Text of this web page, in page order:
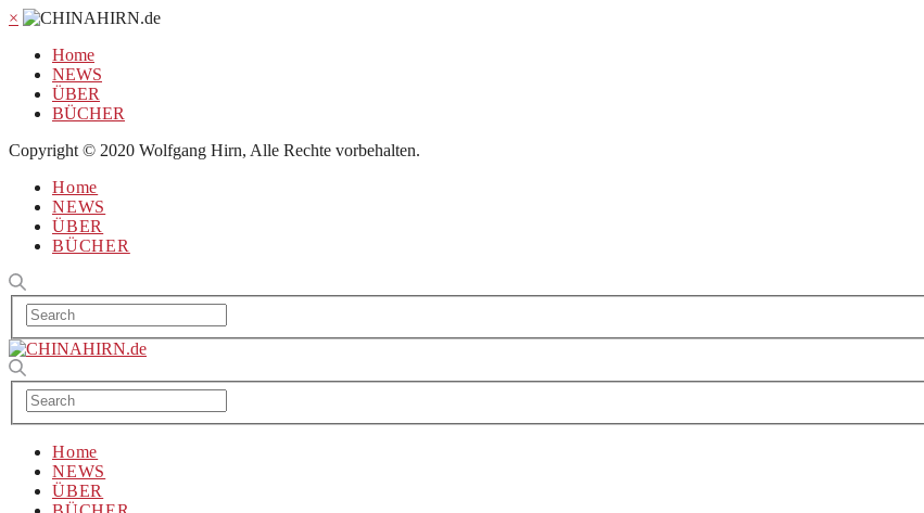
×
Home
NEWS
ÜBER
BÜCHER
Copyright © 2020 Wolfgang Hirn, Alle Rechte vorbehalten.
Home
NEWS
ÜBER
BÜCHER
Home
NEWS
ÜBER